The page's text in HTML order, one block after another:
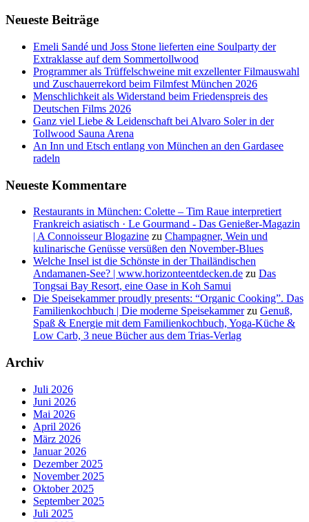
Neueste Beiträge
Emeli Sandé und Joss Stone lieferten eine Soulparty der
Extraklasse auf dem Sommertollwood
Programmer als Trüffelschweine mit exzellenter Filmauswahl
und Zuschauerrekord beim Filmfest München 2026
Menschlichkeit als Widerstand beim Friedenspreis des
Deutschen Films 2026
Ganz viel Liebe & Leidenschaft bei Alvaro Soler in der
Tollwood Sauna Arena
An Inn und Etsch entlang von München an den Gardasee
radeln
Neueste Kommentare
Restaurants in München: Colette – Tim Raue interpretiert
Frankreich asiatisch · Le Gourmand - Das Genießer-Magazin
| A Connoisseur Blogazine zu Champagner, Wein und
kulinarische Genüsse versüßen den November-Blues
Welche Insel ist die Schönste in der Thailändischen
Andamanen-See? | www.horizonteentdecken.de zu Das
Tongsai Bay Resort, eine Oase in Koh Samui
Die Speisekammer proudly presents: “Organic Cooking”. Das
Familienkochbuch | Die moderne Speisekammerzu Genuß,
Spaß & Energie mit dem Familienkochbuch, Yoga-Küche &
Low Carb, 3 neue Bücher aus dem Trias-Verlag
Archiv
Juli 2026
Juni 2026
Mai 2026
April 2026
März 2026
Januar 2026
Dezember 2025
November 2025
Oktober 2025
September 2025
Juli 2025